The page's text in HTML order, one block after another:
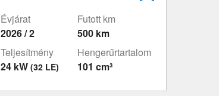
Évjárat
2026 / 2
Futott km
500 km
Teljesítmény
24 kW (32 LE)
Hengerűrtartalom
101 cm³